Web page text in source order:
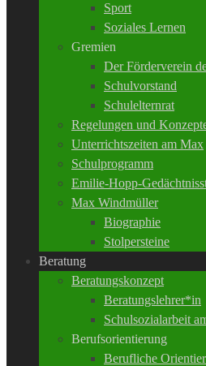
Sport
Soziales Lernen
Gremien
Der Förderverein
Schulvorstand
Schulelternrat
Regelungen und
Unterrichtszeiten am Max
Schulprogramm
Emilie-Hopp-
Max Windmüller
Biographie
Stolpersteine
Beratung
Beratungskonzept
Beratungslehrer*in
Schulsozialarbeit
Berufsorientierung
Berufliche